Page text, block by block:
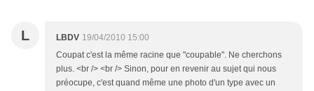
L LBDV 19/04/2010 15:00
Coupat c'est la même racine que "coupable". Ne cherchons
plus. <br /> <br /> Sinon, pour en revenir au sujet qui nous
préocupe, c'est quand même une photo d'un type avec un